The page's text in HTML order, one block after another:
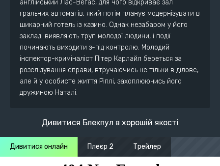
англійський Лас-Вегас, для чого відкриває зал
гральних автоматів, який потім планує модернізувати в
шикарний готель із казино. Однак незабаром у його
закладі виявляють труп молодої людини, і події
починають виходити з-під контролю. Молодий
інспектор-криміналіст Пітер Карлайл береться за
розслідування справи, втручаючись не тільки в ділове,
але й у особисте життя Ріплі, захоплюючись його
дружиною Наталі.
Дивитися Блекпул в хорошій якості
Дивитися онлайн Плеєр 2 Трейлер